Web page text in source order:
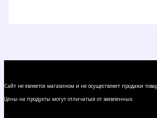
Сайт не является магазином и не осуществляет продажи
Цены на продукты могут отличаться от заявленных.